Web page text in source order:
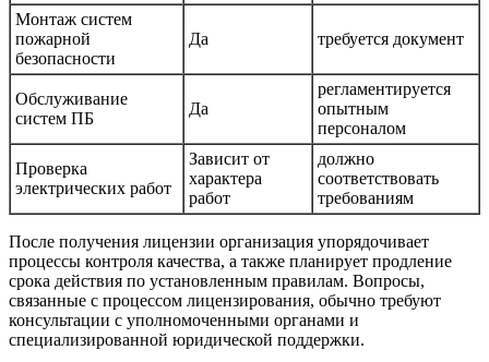
Монтаж систем
пожарной
безопасности
Да требуется документ
Обслуживание
систем ПБ
Да
регламентируется
опытным
персоналом
Проверка
электрических работ
Зависит от
характера
работ
должно
соответствовать
требованиям
После получения лицензии организация упорядочивает
процессы контроля качества, а также планирует продление
срока действия по установленным правилам. Вопросы,
связанные с процессом лицензирования, обычно требуют
консультации с уполномоченными органами и
специализированной юридической поддержки.